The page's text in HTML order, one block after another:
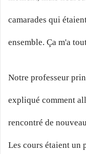
camarades qui
ensemble. Ça m'a
Notre professeur
expliqué comment
rencontré de
Les cours étaient un